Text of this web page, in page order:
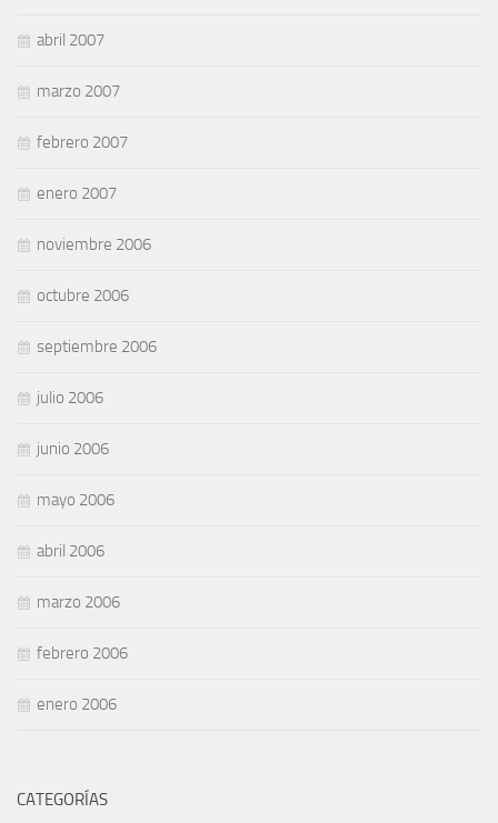
abril 2007
marzo 2007
febrero 2007
enero 2007
noviembre 2006
octubre 2006
septiembre 2006
julio 2006
junio 2006
mayo 2006
abril 2006
marzo 2006
febrero 2006
enero 2006
CATEGORÍAS